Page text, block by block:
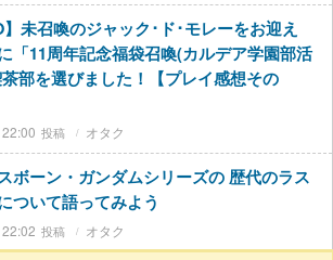
】未召喚のジャック･ド･モレーをお迎え
「11周年記念福袋召喚(カルデア学園部活
部を選びました！【プレイ感想その
オタク
ボーン・ガンダムシリーズの 歴代のラス
ついて語ってみよう
オタク